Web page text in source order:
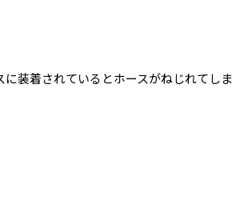
装着されているとホースがねじれてしま